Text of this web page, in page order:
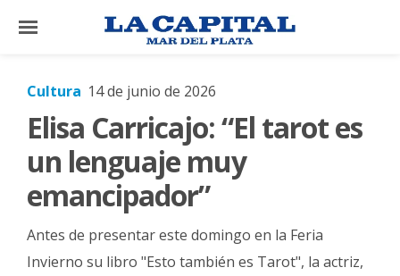
×
El
Mundo
La
Zona
Cultura 14 de junio de 2026
Elisa Carricajo: “El tarot es
un lenguaje muy
emancipador”
Antes de presentar este domingo en la Feria
Invierno su libro "Esto también es Tarot", la actriz,